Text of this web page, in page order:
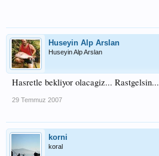
Huseyin Alp Arslan
Huseyin Alp Arslan
Hasretle bekliyor olacagiz... Rastgelsin...
29 Temmuz 2007
korni
koral